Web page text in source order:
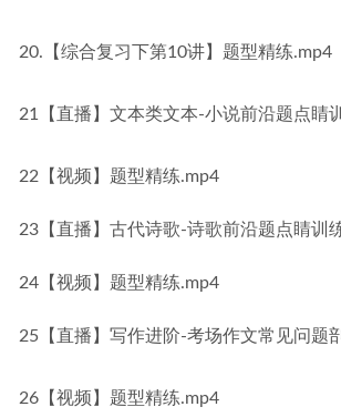
20.【综合复习下第10讲】题型精练.mp4
21【直播】文本类文本-小说前沿题点睛
22【视频】题型精练.mp4
23【直播】古代诗歌-诗歌前沿题点睛训
24【视频】题型精练.mp4
25【直播】写作进阶-考场作文常见问题
26【视频】题型精练.mp4